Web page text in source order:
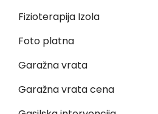
Fizioterapija Izola
Foto platna
Garažna vrata
Garažna vrata cena